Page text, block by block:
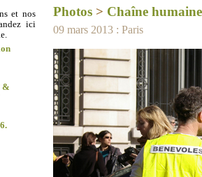
et nos
ici
&
Photos > Chaîne humaine
09 mars 2013 : Paris